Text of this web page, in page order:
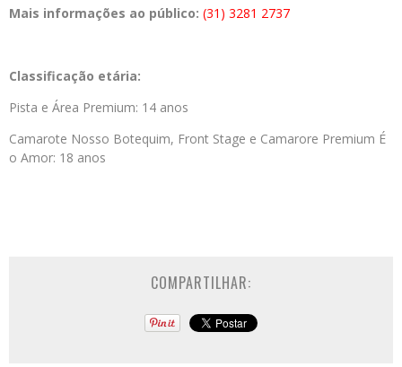
Mais informações ao público: (31) 3281 2737
Classificação etária:
Pista e Área Premium: 14 anos
Camarote Nosso Botequim, Front Stage e Camarore Premium É
o Amor: 18 anos
COMPARTILHAR: